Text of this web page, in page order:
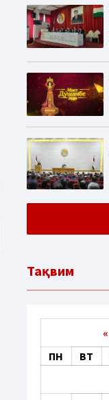
Тақвим
«
ПН
ВТ